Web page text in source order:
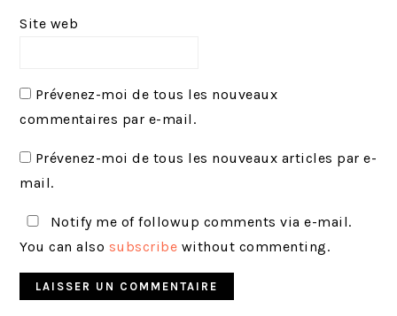
Site web
Prévenez-moi de tous les nouveaux
commentaires par e-mail.
Prévenez-moi de tous les nouveaux articles par e-
mail.
Notify me of followup comments via e-mail.
You can also subscribe without commenting.